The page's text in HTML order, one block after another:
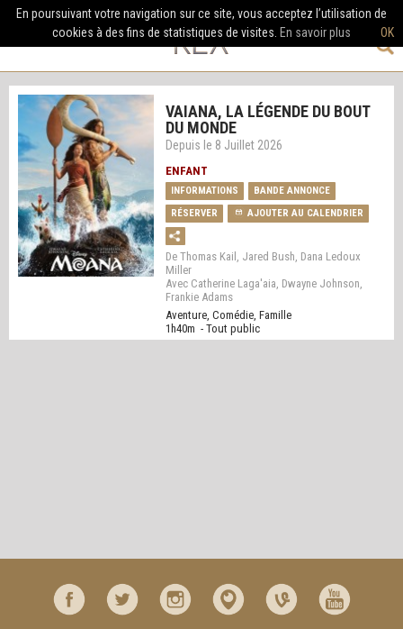
VAIANA, LA LÉGENDE DU BOUT
DU MONDE
Depuis le 8 Juillet 2026
ENFANT
INFORMATIONS
BANDE ANNONCE
RÉSERVER
AJOUTER AU CALENDRIER
De Thomas Kail, Jared Bush, Dana Ledoux
Miller
Avec Catherine Laga'aia, Dwayne Johnson,
Frankie Adams
Aventure, Comédie, Famille
1h40m - Tout public
OK
En poursuivant votre navigation sur ce site, vous acceptez l’utilisation de
cookies à des fins de statistiques de visites. En savoir plus